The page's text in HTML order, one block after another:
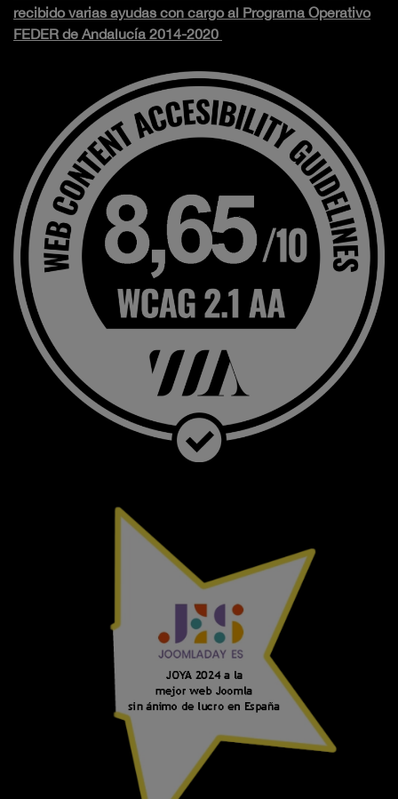
recibido varias ayudas con cargo al Programa Operativo
FEDER de Andalucía 2014-2020